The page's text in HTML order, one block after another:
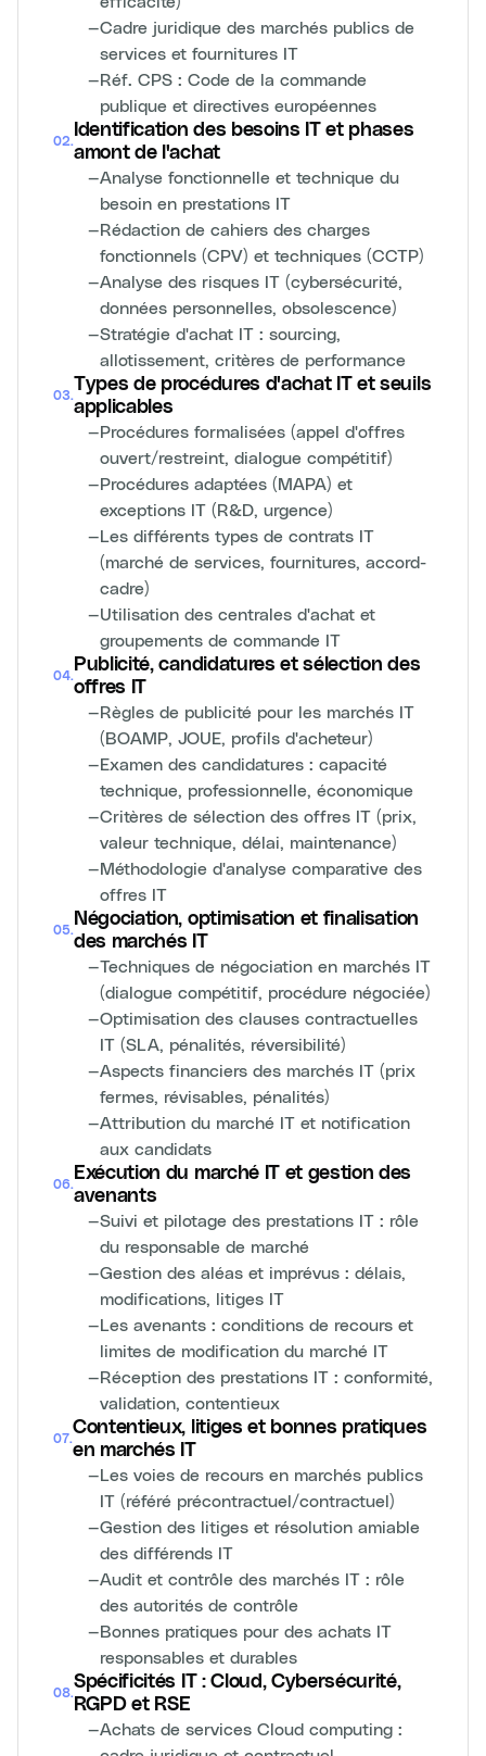
—Cadre juridique des marchés publics de
services et fournitures IT
—Réf. CPS : Code de la commande
publique et directives européennes
02.
Identification des besoins IT et phases
amont de l'achat
—Analyse fonctionnelle et technique du
besoin en prestations IT
—Rédaction de cahiers des charges
fonctionnels (CPV) et techniques (CCTP)
—Analyse des risques IT (cybersécurité,
données personnelles, obsolescence)
—Stratégie d'achat IT : sourcing,
allotissement, critères de performance
03.
Types de procédures d'achat IT et seuils
applicables
—Procédures formalisées (appel d'offres
ouvert/restreint, dialogue compétitif)
—Procédures adaptées (MAPA) et
exceptions IT (R&D, urgence)
—Les différents types de contrats IT
(marché de services, fournitures, accord-
cadre)
—Utilisation des centrales d'achat et
groupements de commande IT
04.
Publicité, candidatures et sélection des
offres IT
—Règles de publicité pour les marchés IT
(BOAMP, JOUE, profils d'acheteur)
—Examen des candidatures : capacité
technique, professionnelle, économique
—Critères de sélection des offres IT (prix,
valeur technique, délai, maintenance)
—Méthodologie d'analyse comparative des
offres IT
05.
Négociation, optimisation et finalisation
des marchés IT
—Techniques de négociation en marchés IT
(dialogue compétitif, procédure négociée)
—Optimisation des clauses contractuelles
IT (SLA, pénalités, réversibilité)
—Aspects financiers des marchés IT (prix
fermes, révisables, pénalités)
—Attribution du marché IT et notification
aux candidats
06.
Exécution du marché IT et gestion des
avenants
—Suivi et pilotage des prestations IT : rôle
du responsable de marché
—Gestion des aléas et imprévus : délais,
modifications, litiges IT
—Les avenants : conditions de recours et
limites de modification du marché IT
—Réception des prestations IT : conformité,
validation, contentieux
07.
Contentieux, litiges et bonnes pratiques
en marchés IT
—Les voies de recours en marchés publics
IT (référé précontractuel/contractuel)
—Gestion des litiges et résolution amiable
des différends IT
—Audit et contrôle des marchés IT : rôle
des autorités de contrôle
—Bonnes pratiques pour des achats IT
responsables et durables
08.
Spécificités IT : Cloud, Cybersécurité,
RGPD et RSE
—Achats de services Cloud computing :